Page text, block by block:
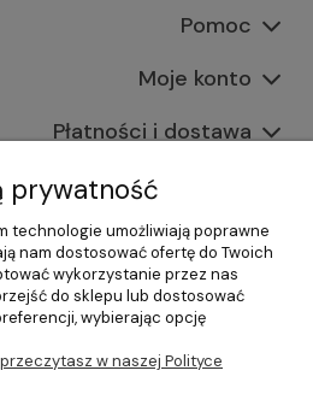
Pomoc
Moje konto
Płatności i dostawa
Informacje
O nas
| Gastrosklep |
restauracji oraz barów
prywatność
technologie umożliwiają poprawne
nam dostosować ofertę do Twoich
wykorzystanie przez nas
do sklepu lub dostosować
wybierając opcję
w naszej Polityce